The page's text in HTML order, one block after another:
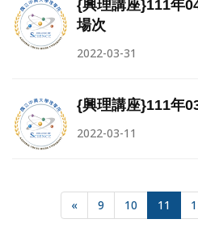
{興理講座}111年
場次
2022-03-31
{興理講座}111年
2022-03-11
« 9 10 11